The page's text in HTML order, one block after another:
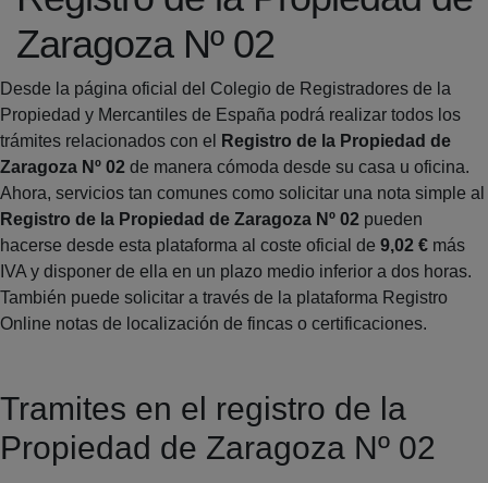
Zaragoza Nº 02
Desde la página oficial del Colegio de Registradores de la
Propiedad y Mercantiles de España podrá realizar todos los
trámites relacionados con el
Registro de la Propiedad de
Zaragoza Nº 02 de manera cómoda desde su casa u oficina.
Ahora, servicios tan comunes como solicitar una nota simple al
Registro de la Propiedad de Zaragoza Nº 02 pueden
hacerse desde esta plataforma al coste oficial de 9,02 € más
IVA y disponer de ella en un plazo medio inferior a dos horas.
También puede solicitar a través de la plataforma Registro
Online notas de localización de fincas o certificaciones.
Tramites en el registro de la
Propiedad de Zaragoza Nº 02